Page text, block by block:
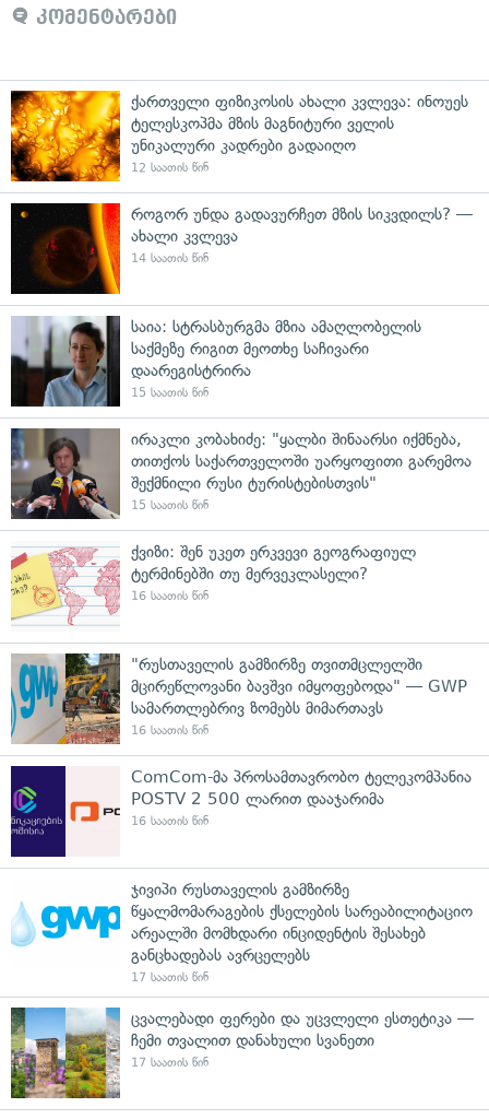
კომენტარები
ქართველი ფიზიკოსის ახალი კვლევა: ინოუეს
ტელესკოპმა მზის მაგნიტური ველის
უნიკალური კადრები გადაიღო
12 საათის წინ
როგორ უნდა გადავურჩეთ მზის სიკვდილს? —
ახალი კვლევა
14 საათის წინ
საია: სტრასბურგმა მზია ამაღლობელის
საქმეზე რიგით მეოთხე საჩივარი
დაარეგისტრირა
15 საათის წინ
ირაკლი კობახიძე: "ყალბი შინაარსი იქმნება,
თითქოს საქართველოში უარყოფითი გარემოა
შექმნილი რუსი ტურისტებისთვის"
15 საათის წინ
ქვიზი: შენ უკეთ ერკვევი გეოგრაფიულ
ტერმინებში თუ მერვეკლასელი?
16 საათის წინ
"რუსთაველის გამზირზე თვითმცლელში
მცირეწლოვანი ბავშვი იმყოფებოდა" — GWP
სამართლებრივ ზომებს მიმართავს
16 საათის წინ
ComCom-მა პროსამთავრობო ტელეკომპანია
POSTV 2 500 ლარით დააჯარიმა
16 საათის წინ
ჯივიპი რუსთაველის გამზირზე
წყალმომარაგების ქსელების სარეაბილიტაციო
არეალში მომხდარი ინციდენტის შესახებ
განცხადებას ავრცელებს
17 საათის წინ
ცვალებადი ფერები და უცვლელი ესთეტიკა —
ჩემი თვალით დანახული სვანეთი
17 საათის წინ